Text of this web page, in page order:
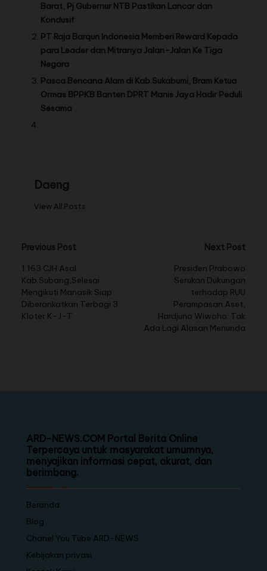
Barat, Pj Gubernur NTB Pastikan Lancar dan
Kondusif
PT Raja Barqun Indonesia Memberi Reward Kepada
para Leader dan Mitranya Jalan-Jalan Ke Tiga
Negara
Pasca Bencana Alam di Kab.Sukabumi, Bram Ketua
Ormas BPPKB Banten DPRT Manis Jaya Hadir Peduli
Sesama
Daeng
View All Posts
Previous Post
1.163 CJH Asal
Kab.Subang,Selesai
Mengikuti Manasik Siap
Diberankatkan Terbagi 3
Kloter K-J-T
Next Post
Presiden Prabowo
Serukan Dukungan
terhadap RUU
Perampasan Aset,
Hardjuno Wiwoho: Tak
Ada Lagi Alasan Menunda
ARD-NEWS.COM Portal Berita Online
Terpercaya untuk masyarakat umumnya,
menyajikan informasi cepat, akurat, dan
berimbang.
Beranda
Blog
Chanel You Tube ARD-NEWS
Kebijakan privasi